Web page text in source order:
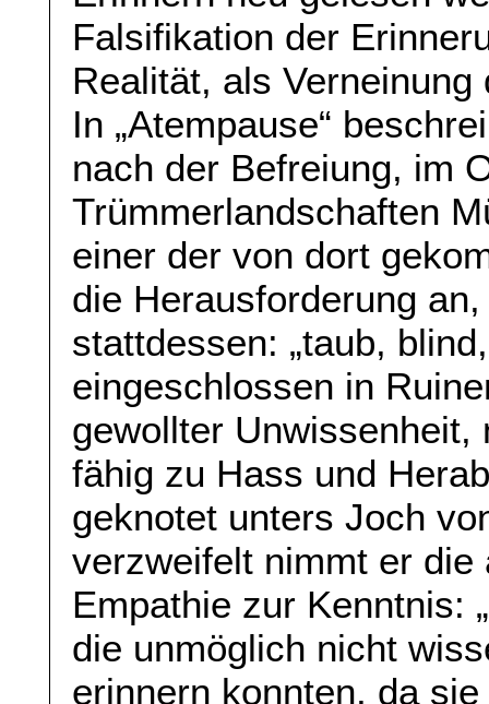
Falsifikation der
Realität, als Verneinung
In „Atempause“
nach der Befreiung, im
Trümmerlandschaften
einer der von dort
die Herausforderung
stattdessen: „taub,
eingeschlossen in
gewollter
fähig zu Hass und
geknotet unters Joch
verzweifelt nimmt er die
Empathie zur Kenntnis:
die unmöglich nicht
erinnern konnten, da